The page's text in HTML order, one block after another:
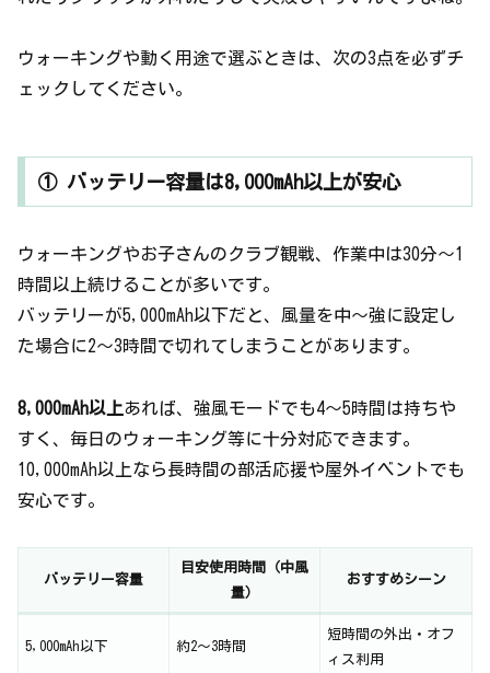
ウォーキングや動く用途で選ぶときは、次の3点を必ずチ
ェックしてください。
① バッテリー容量は8,000mAh以上が安心
ウォーキングやお子さんのクラブ観戦、作業中は30分〜1
時間以上続けることが多いです。
バッテリーが5,000mAh以下だと、風量を中〜強に設定し
た場合に2〜3時間で切れてしまうことがあります。
8,000mAh以上あれば、強風モードでも4〜5時間は持ちや
すく、毎日のウォーキング等に十分対応できます。
10,000mAh以上なら長時間の部活応援や屋外イベントでも
安心です。
バッテリー容量
目安使用時間（中風
量）
おすすめシーン
5,000mAh以下 約2〜3時間
短時間の外出・オフ
ィス利用